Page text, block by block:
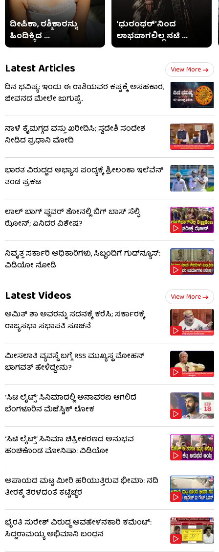
ದೀಪಿಕಾ, ರಶ್ಮಿಕಾರನ್ನು
ಹಿಂದಿಕ್ಕಿದ ...
‘ಧುರಂಧರ್’ನಿಂದ
ಲಾಭವಾಗಲಿಲ್ಲ ನಟಿ ...
Latest Articles View More
ದಿನ ಭವಿಷ್ಯ: ಇಂದು ಈ ರಾಶಿಯವರ ಕಷ್ಟಕ್ಕೆ ಅಸಹಕಾರ,
ಜೀವನದ ಮೇಲೇ ಜುಗುಪ್ಸೆ..
ನಾಳೆ ಕೈಮಗ್ಗದ ವಸ್ತು ಖರೀದಿಸಿ; ಸ್ವದೇಶಿ ಸಂದೇಶ
ನೀಡಿದ ಪ್ರಧಾನಿ ಮೋದಿ
ಭಾರತ ವಿರುದ್ಧದ ಅಭ್ಯಾಸ ಪಂದ್ಯಕ್ಕೆ ಶ್ರೀಲಂಕಾ ಇಲೆವೆನ್
ತಂಡ ಪ್ರಕಟ
ಲಾಲ್ ಬಾಗ್ ಫ್ಲವರ್ ಶೋನಲ್ಲಿ ಬಿಗ್ ಬಾಸ್ ಸೆಲ್ಫಿ
ಝೋನ್; ಏನಿದರ ವಿಶೇಷ?
ನಿವೃತ್ತ ಸರ್ಕಾರಿ ಅಧಿಕಾರಿಗಳು, ಸಿಬ್ಬಂದಿಗೆ ಗುಡ್​ನ್ಯೂಸ್:
ವಿಡಿಯೋ ನೋಡಿ
Latest Videos View More
ಅಮಿತ್ ಶಾ ಅವರನ್ನು ಸದನಕ್ಕೆ ಕರೆಸಿ; ಸರ್ಕಾರಕ್ಕೆ
ರಾಜ್ಯಸಭಾ ಸಭಾಪತಿ ಸೂಚನೆ
ಮೀಸಲಾತಿ ವ್ಯವಸ್ಥೆ ಬಗ್ಗೆ RSS​ ಮುಖ್ಯಸ್ಥ ಮೋಹನ್
ಭಾಗವತ್ ಹೇಳಿದ್ದೇನು?
‘ಸಿಟಿ ಲೈಟ್ಸ್’ ಸಿನಿಮಾದಲ್ಲಿ ಅನಾವರಣ ಆಗಲಿದೆ
ಬೆಂಗಳೂರಿನ ಮೆಜೆಸ್ಟಿಕ್ ಲೋಕ
‘ಸಿಟಿ ಲೈಟ್ಸ್’ ಸಿನಿಮಾ ಚಿತ್ರೀಕರಣದ ಅನುಭವ
ಹಂಚಿಕೊಂಡ ಮೋನಿಷಾ: ವಿಡಿಯೋ
ಅಪಾಯದ ಮಟ್ಟ ಮೀರಿ ಹರಿಯುತ್ತಿರುವ ಭೀಮಾ: ನದಿ
ತೀರಕ್ಕೆ ತೆರಳದಂತೆ ಕಟ್ಟೆಚ್ಚರ
ಭೈರತಿ ಸುರೇಶ್ ವಿರುದ್ಧ ಅವಹೇಳನಕಾರಿ ಕಮೆಂಟ್:
ಸಿದ್ದರಾಮಯ್ಯ ಅಭಿಮಾನಿ ಬಂಧನ